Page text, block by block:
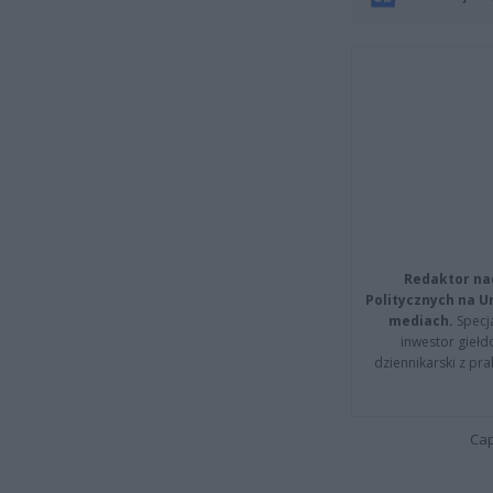
Redaktor
Politycznych na
mediach.
inwestor
dziennikarski z